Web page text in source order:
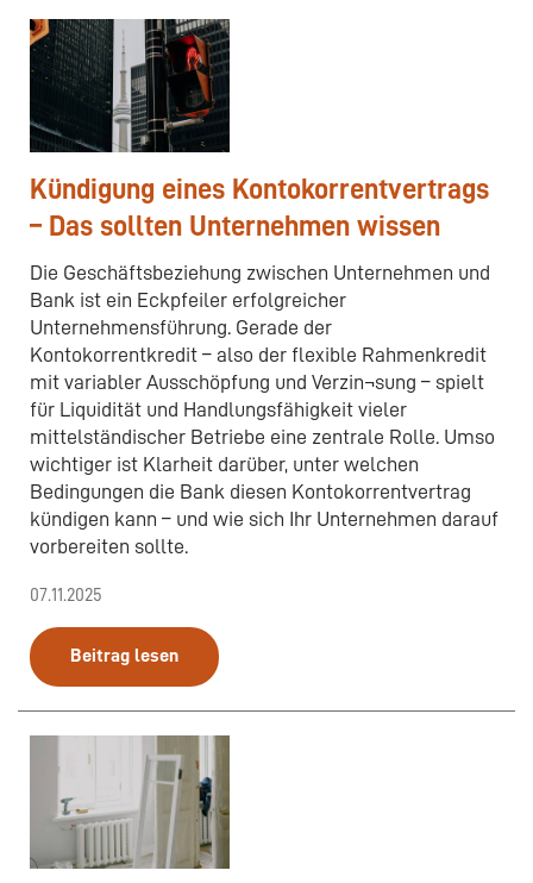
Kündigung eines Kontokorrentvertrags
– Das sollten Unternehmen wissen
Die Geschäftsbeziehung zwischen Unternehmen und
Bank ist ein Eckpfeiler erfolgreicher
Unternehmensführung. Gerade der
Kontokorrentkredit – also der flexible Rahmenkredit
mit variabler Ausschöpfung und Verzin¬sung – spielt
für Liquidität und Handlungsfähigkeit vieler
mittelständischer Betriebe eine zentrale Rolle. Umso
wichtiger ist Klarheit darüber, unter welchen
Bedingungen die Bank diesen Kontokorrentvertrag
kündigen kann – und wie sich Ihr Unternehmen darauf
vorbereiten sollte.
07.11.2025
Beitrag lesen